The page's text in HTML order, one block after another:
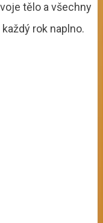
tělo a všechny
rok naplno.